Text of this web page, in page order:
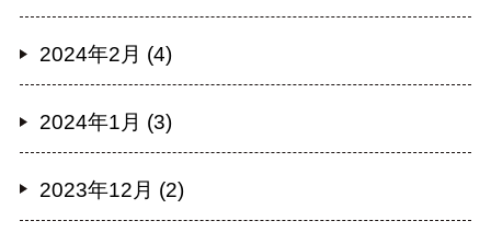
2024年2月 (4)
2024年1月 (3)
2023年12月 (2)